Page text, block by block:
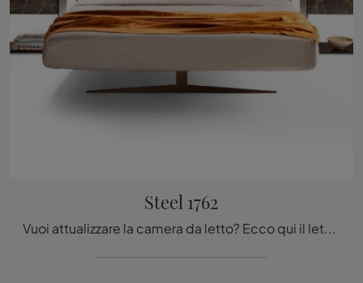
Steel 1762
Vuoi attualizzare la camera da letto? Ecco qui il letto in tessuto Steel 1762 di Lago per spazi design.